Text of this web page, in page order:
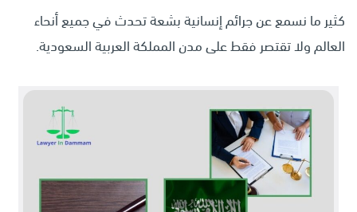
كثير ما نسمع عن جرائم إنسانية بشعة تحدث في جميع أنحاء
العالم ولا تقتصر فقط على مدن المملكة العربية السعودية.